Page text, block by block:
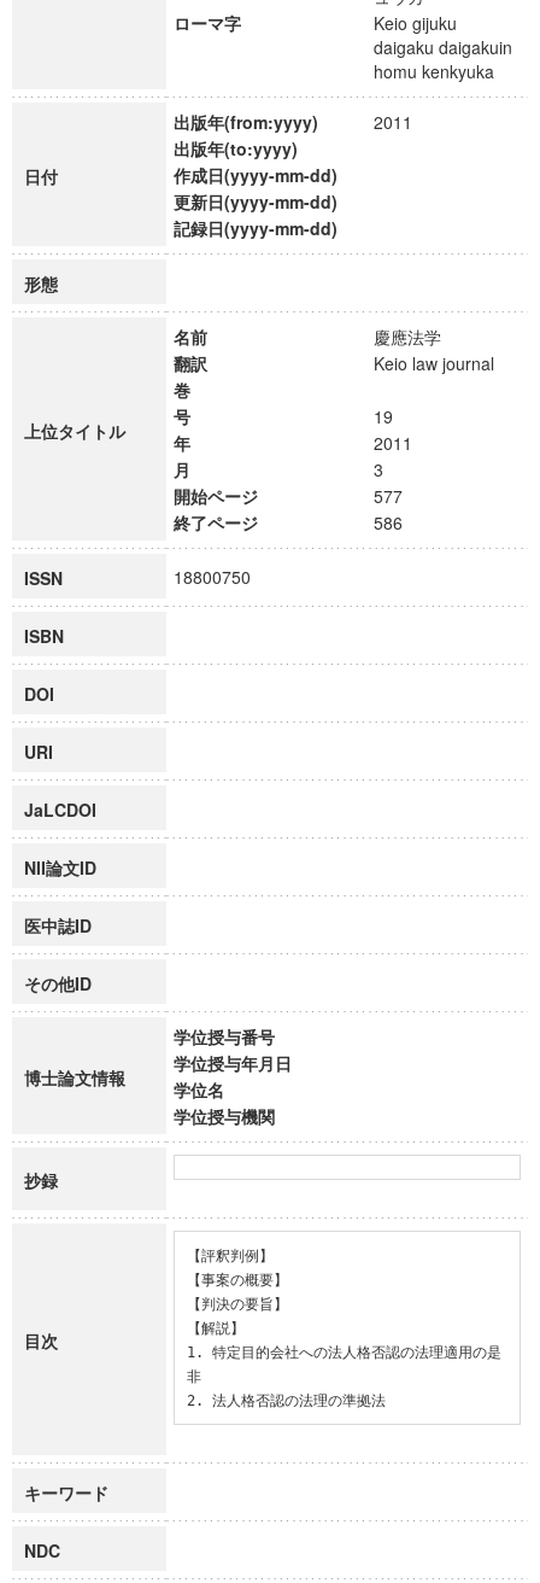
ローマ字
Keio gijuku
daigaku daigakuin
homu kenkyuka
日付
出版年(from:yyyy)
2011
出版年(to:yyyy)
作成日(yyyy-mm-dd)
更新日(yyyy-mm-dd)
記録日(yyyy-mm-dd)
形態
上位タイトル
名前
慶應法学
翻訳
Keio law journal
巻
号
19
年
2011
月
3
開始ページ
577
終了ページ
586
ISSN 18800750
ISBN
DOI
URI
JaLCDOI
NII論文ID
医中誌ID
その他ID
博士論文情報
学位授与番号
学位授与年月日
学位名
学位授与機関
抄録
目次
【評釈判例】
【事案の概要】
【判決の要旨】
【解説】
1. 特定目的会社への法人格否認の法理適用の是
非
2. 法人格否認の法理の準拠法
キーワード
NDC